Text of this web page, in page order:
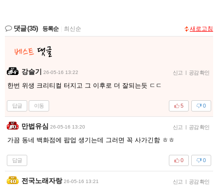
댓글(35) 등록순 최신순 새로고침
강슬기 26-05-16 13:22 신고 | 공감 확인
한번 위생 크리티컬 터지고 그 이후로 더 잘되는듯 ㄷㄷ
답글 이동 0
5
만법유심 26-05-16 13:20 신고 | 공감 확인
가끔 동네 백화점에 팝업 생기는데 그러면 꼭 사가긴함 ㅎㅎ
답글 0
0
전국노래자랑 26-05-16 13:21 신고 | 공감 확인